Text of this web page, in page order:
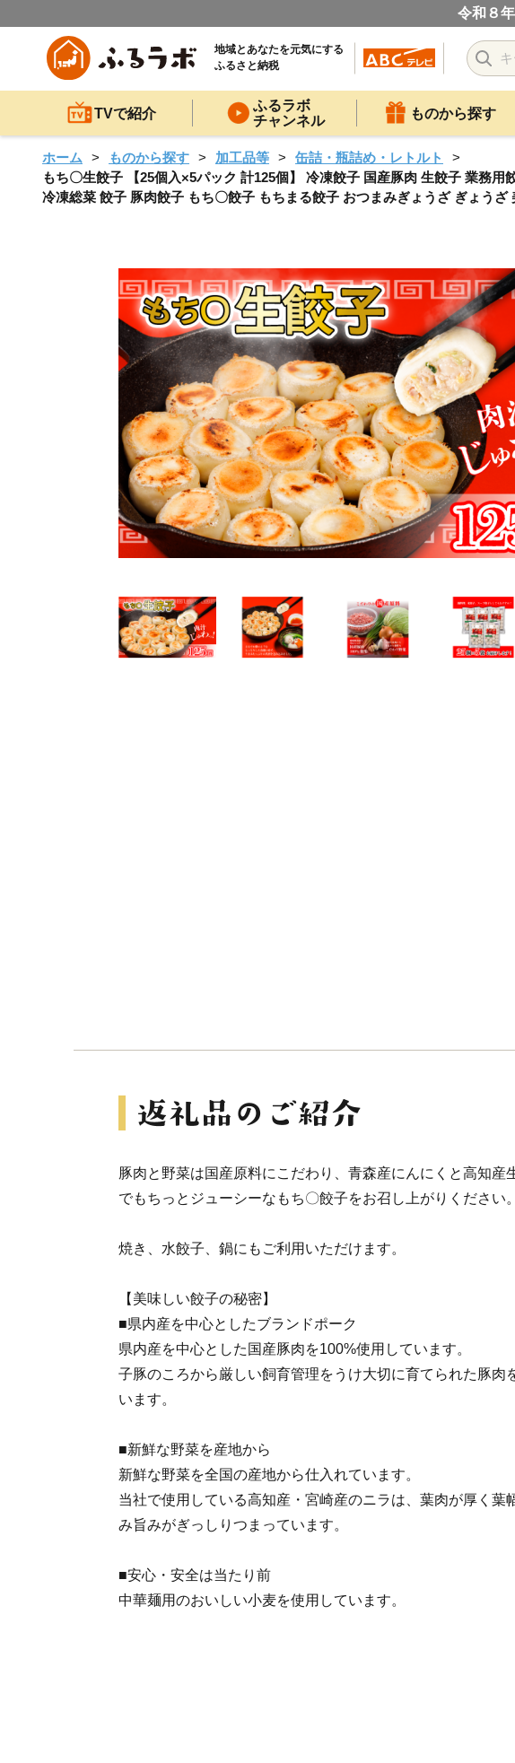
令和８
地域とあなたを元気にする
ふるさと納税
TVで紹介
ふるラボ
チャンネル
ものから探す
ホーム ものから探す 加工品等
缶詰・瓶詰め・レトルト
もち〇生餃子 【25個入×5パック 計125個】 冷凍餃子 国産豚肉 生餃子 業務
冷凍総菜 餃子 豚肉餃子 もち〇餃子 もちまる餃子 おつまみぎょうざ ぎょう
豚肉と野菜は国産原料にこだわり、青森産にんにくと高知産
でもちっとジューシーなもち〇餃子をお召し上がりください。
焼き、水餃子、鍋にもご利用いただけます。
【美味しい餃子の秘密】
■県内産を中心としたブランドポーク
県内産を中心とした国産豚肉を100%使用しています。
子豚のころから厳しい飼育管理をうけ大切に育てられた豚肉
います。
■新鮮な野菜を産地から
新鮮な野菜を全国の産地から仕入れています。
当社で使用している高知産・宮崎産のニラは、葉肉が厚く葉
み旨みがぎっしりつまっています。
■安心・安全は当たり前
中華麺用のおいしい小麦を使用しています。